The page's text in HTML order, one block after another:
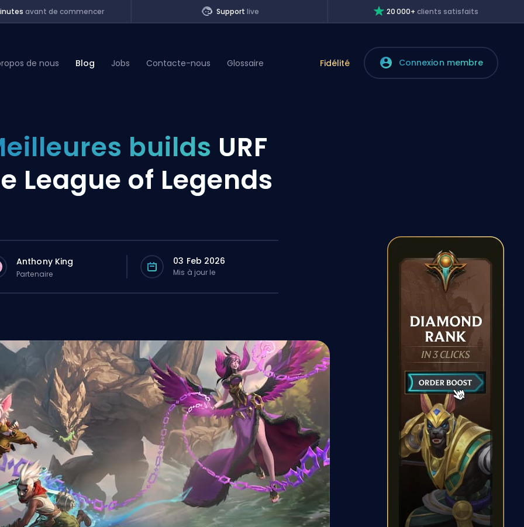
avant de commencer Support live 20 000+clients satisfaits
de nous Blog Jobs Contacte-nous Glossaire Fidélité Connexion membre
builds URF
League of Legends
Anthony King
Partenaire
03 Feb 2026
Mis à jour le